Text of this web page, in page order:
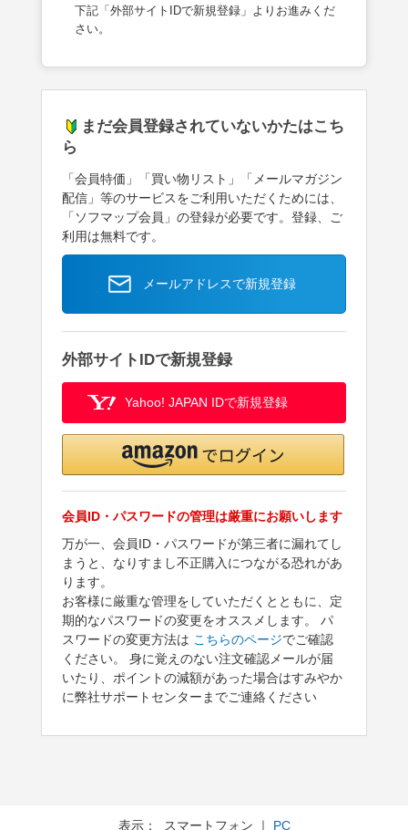
下記「外部サイトIDで新規登録」よりお進みくだ
さい。
まだ会員登録されていないかたはこち
ら
「会員特価」「買い物リスト」「メールマガジン
配信」等のサービスをご利用いただくためには、
「ソフマップ会員」の登録が必要です。登録、ご
利用は無料です。
メールアドレスで新規登録
外部サイトIDで新規登録
Yahoo! JAPAN IDで新規登録
会員ID・パスワードの管理は厳重にお願いします
万が一、会員ID・パスワードが第三者に漏れてし
まうと、なりすまし不正購入につながる恐れがあ
ります。
お客様に厳重な管理をしていただくとともに、定
期的なパスワードの変更をオススメします。 パ
スワードの変更方法は こちらのページでご確認
ください。 身に覚えのない注文確認メールが届
いたり、ポイントの減額があった場合はすみやか
に弊社サポートセンターまでご連絡ください
表示： スマートフォン ｜ PC